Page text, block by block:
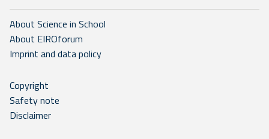
About Science in School
About EIROforum
Imprint and data policy
Copyright
Safety note
Disclaimer